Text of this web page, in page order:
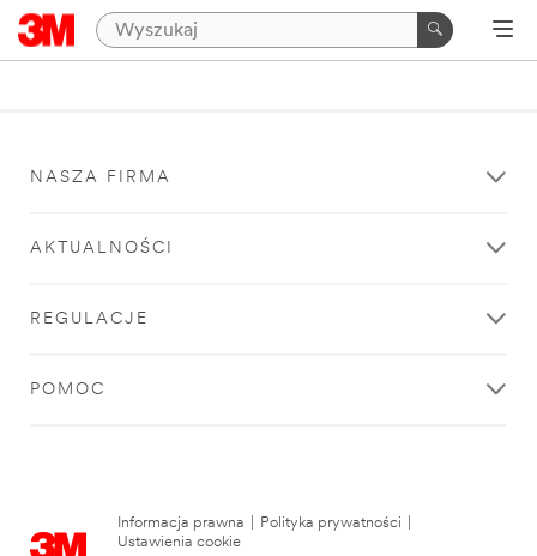
NASZA FIRMA
AKTUALNOŚCI
REGULACJE
POMOC
Informacja prawna Polityka prywatności
Ustawienia cookie